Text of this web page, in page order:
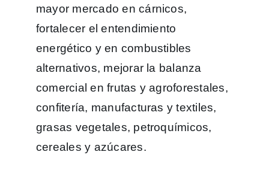
mayor mercado en cárnicos,
fortalecer el entendimiento
energético y en combustibles
alternativos, mejorar la balanza
comercial en frutas y agroforestales,
confitería, manufacturas y textiles,
grasas vegetales, petroquímicos,
cereales y azúcares.